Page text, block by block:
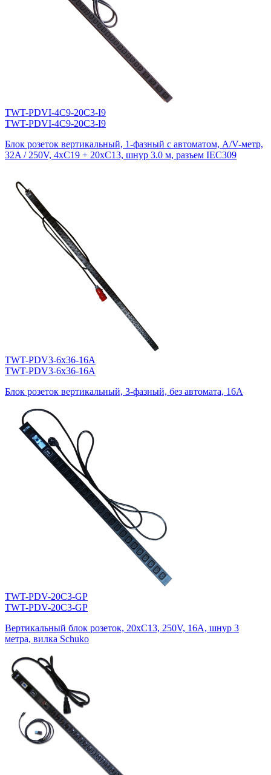
TWT-PDVI-4C9-20C3-I9
TWT-PDVI-4C9-20C3-I9
Блок розеток вертикальный, 1-фазный с автоматом, A/V-метр,
32A / 250V, 4xC19 + 20xC13, шнур 3.0 м, разъем IEC309
TWT-PDV3-6x36-16A
TWT-PDV3-6x36-16A
Блок розеток вертикальный, 3-фазный, без автомата, 16A
TWT-PDV-20C3-GP
TWT-PDV-20C3-GP
Вертикальный блок розеток, 20xC13, 250V, 16A, шнур 3
метра, вилка Schuko